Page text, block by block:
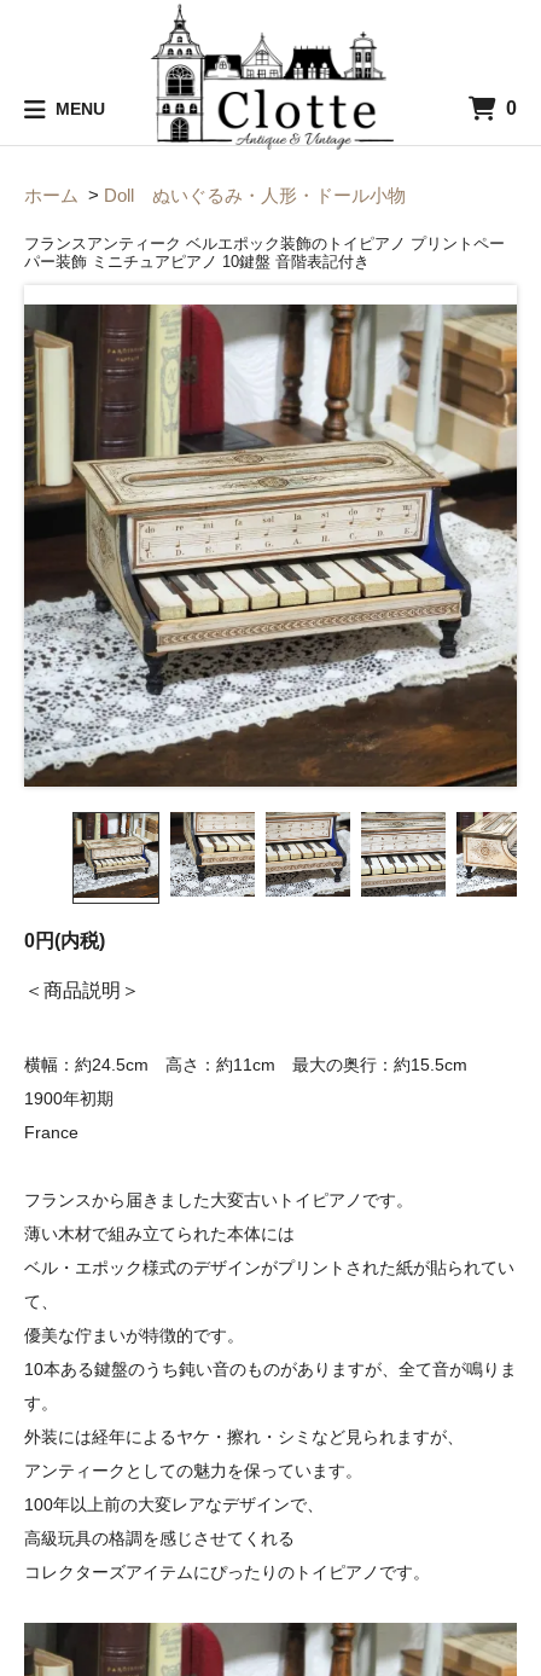
MENU 0
ホーム > Doll ぬいぐるみ・人形・ドール小物
フランスアンティーク ベルエポック装飾のトイピアノ プリントペー
パー装飾 ミニチュアピアノ 10鍵盤 音階表記付き
0円(内税)
商品説明
横幅：約24.5cm 高さ：約11cm 最大の奥行：約15.5cm
1900年初期
France
フランスから届きました大変古いトイピアノです。
薄い木材で組み立てられた本体には
ベル・エポック様式のデザインがプリントされた紙が貼られてい
て、
優美な佇まいが特徴的です。
10本ある鍵盤のうち鈍い音のものがありますが、全て音が鳴りま
す。
外装には経年によるヤケ・擦れ・シミなど見られますが、
アンティークとしての魅力を保っています。
100年以上前の大変レアなデザインで、
高級玩具の格調を感じさせてくれる
コレクターズアイテムにぴったりのトイピアノです。